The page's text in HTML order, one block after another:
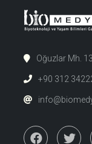
Oğuzlar Mh.
+90 312